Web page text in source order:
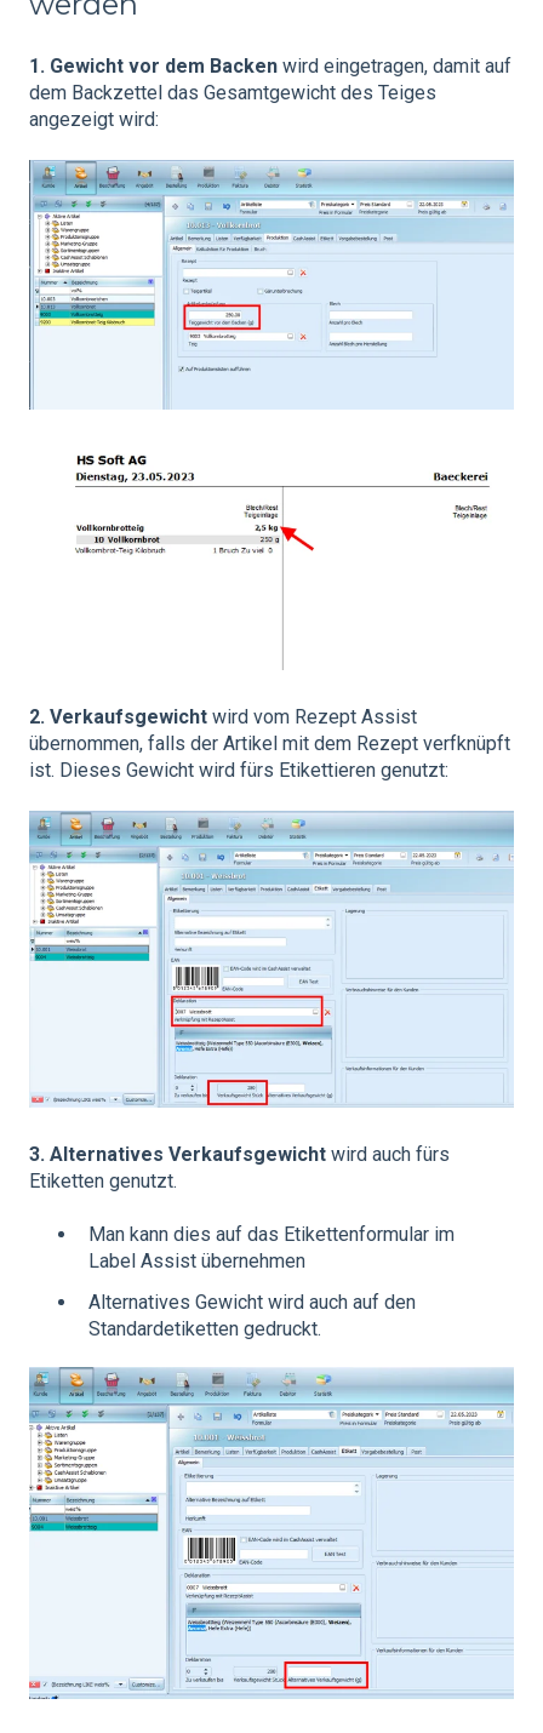
1. Gewicht vor dem Backen wird eingetragen, damit auf
dem Backzettel das Gesamtgewicht des Teiges
angezeigt wird:
2. Verkaufsgewicht wird vom Rezept Assist
übernommen, falls der Artikel mit dem Rezept verfknüpft
ist. Dieses Gewicht wird fürs Etikettieren genutzt:
3. Alternatives Verkaufsgewicht wird auch fürs
Etiketten genutzt.
Man kann dies auf das Etikettenformular im
Label Assist übernehmen
Alternatives Gewicht wird auch auf den
Standardetiketten gedruckt.